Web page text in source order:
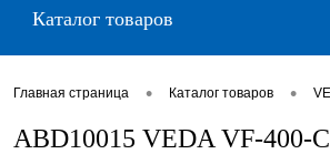
Каталог товаров
Главная страница • Каталог товаров •
ABD10015 VEDA VF-400-